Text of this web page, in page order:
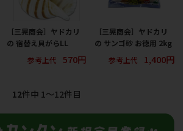
［三晃商会］ヤドカリ
の 宿替え貝がらLL
参考上代
570円
［三晃商会］ヤドカリ
の サンゴ砂 お徳用 2kg
参考上代
1,400円
12件中 1〜12件目